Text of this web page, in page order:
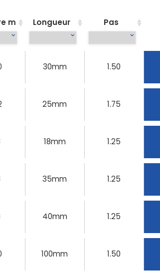
m Longueur Pas
30mm 1.50
25mm 1.75
18mm 1.25
35mm 1.25
40mm 1.25
100mm 1.50